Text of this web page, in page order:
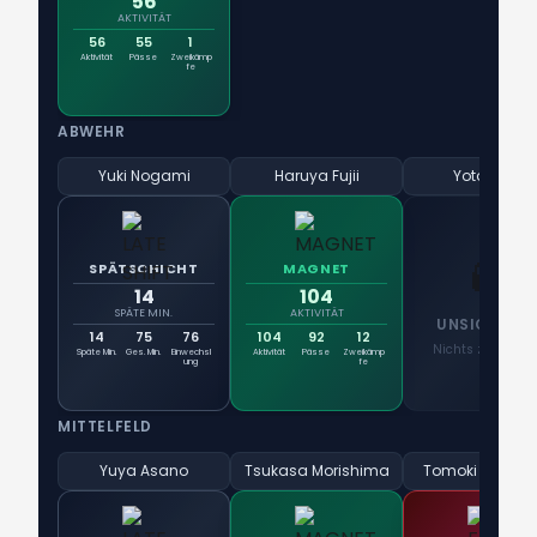
AKTIVITÄT
56
Aktivität
55
Pässe
1
Zweikämp
fe
ABWEHR
Yuki Nogami
SPÄTSCHICHT
14
SPÄTE MIN.
14
Späte Min.
75
Ges. Min.
76
Einwechsl
ung
Haruya Fujii
MAGNET
104
AKTIVITÄT
104
Aktivität
92
Pässe
12
Zweikämp
fe
Yota Sato
Nichts zu
MITTELFELD
Yuya Asano Tsukasa Morishima Tomoki